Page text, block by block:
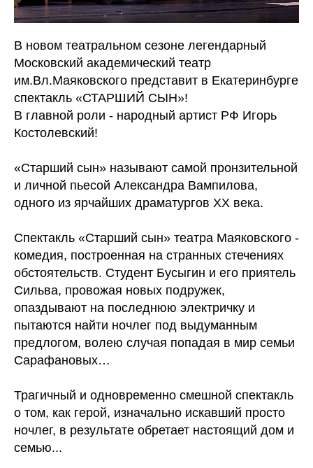
В новом театральном сезоне легендарный
Московский академический театр
им.Вл.Маяковского представит в Екатеринбурге
спектакль «СТАРШИЙ СЫН»!
В главной роли - народный артист РФ Игорь
Костолевский!
«Старший сын» называют самой пронзительной
и личной пьесой Александра Вампилова,
одного из ярчайших драматургов XX века.
Спектакль «Старший сын» театра Маяковского -
комедия, построенная на странных стечениях
обстоятельств. Студент Бусыгин и его приятель
Сильва, провожая новых подружек,
опаздывают на последнюю электричку и
пытаются найти ночлег под выдуманным
предлогом, волею случая попадая в мир семьи
Сарафановых…
Трагичный и одновременно смешной спектакль
о том, как герой, изначально искавший просто
ночлег, в результате обретает настоящий дом и
семью...